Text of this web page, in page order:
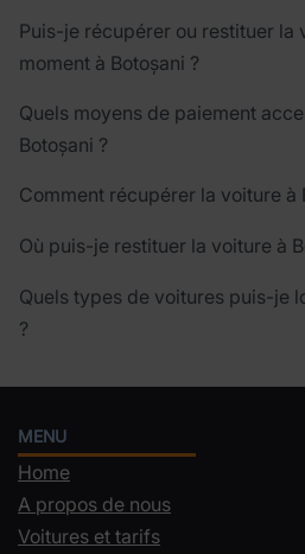
Puis-je récupérer ou restituer la
moment à Botoșani ?
Quels moyens de paiement
Botoșani ?
Comment récupérer la voiture à
Où puis-je restituer la voiture à
Quels types de voitures puis-je
?
MENU
Home
A propos de nous
Voitures et tarifs